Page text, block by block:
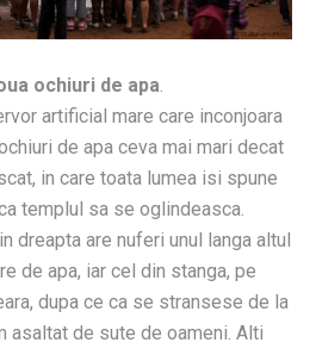
ochiuri de apa.
artificial mare care inconjoara
de apa ceva mai mari decat
in care toata lumea isi spune
templul sa se oglindeasca.
dreapta are nuferi unul langa altul
de apa, iar cel din stanga, pe
dupa ce ca se stransese de la
asaltat de sute de oameni. Alti